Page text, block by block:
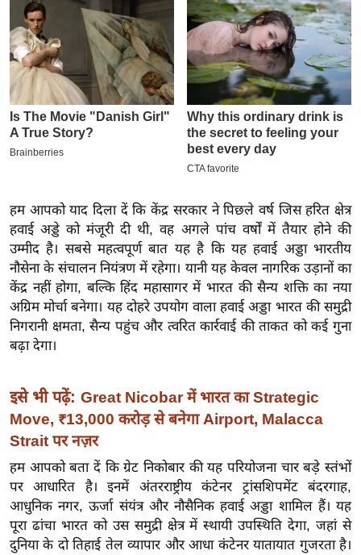
इ
म
ई
पे
प
र
ल
बे
मि
सा
ल
श
य
त
यं
इं
डि
या
सा
हम आपको याद दिला दें कि केंद्र सरकार ने पिछले वर्ष जिस हरित क्षेत्र
हवाई अड्डे को मंजूरी दी थी, वह अगले पांच वर्षों में तैयार होने की
उम्मीद है। सबसे महत्वपूर्ण बात यह है कि यह हवाई अड्डा भारतीय
नौसेना के संचालन नियंत्रण में रहेगा। यानी यह केवल नागरिक उड़ानों का
केंद्र नहीं होगा, बल्कि हिंद महासागर में भारत की सैन्य शक्ति का नया
अग्रिम मोर्चा बनेगा। यह दोहरे उपयोग वाला हवाई अड्डा भारत की समुद्री
निगरानी क्षमता, सैन्य पहुंच और त्वरित कार्रवाई की ताकत को कई गुना
बढ़ा देगा।
इसे भी पढ़ें: Great Nicobar में भारत का Strategic
Move, ₹13,000 करोड़ से बनेगा Airport, Malacca
Strait पर नज़र
हम आपको बता दें कि ग्रेट निकोबार की यह परियोजना चार बड़े स्तंभों
पर आधारित है। इनमें अंतरराष्ट्रीय कंटेनर ट्रांसशिपमेंट बंदरगाह,
आधुनिक नगर, ऊर्जा संयंत्र और नौसैनिक हवाई अड्डा शामिल हैं। यह
पूरा ढांचा भारत को उस समुद्री क्षेत्र में स्थायी उपस्थिति देगा, जहां से
दुनिया के दो तिहाई तेल व्यापार और आधा कंटेनर यातायात गुजरता है।